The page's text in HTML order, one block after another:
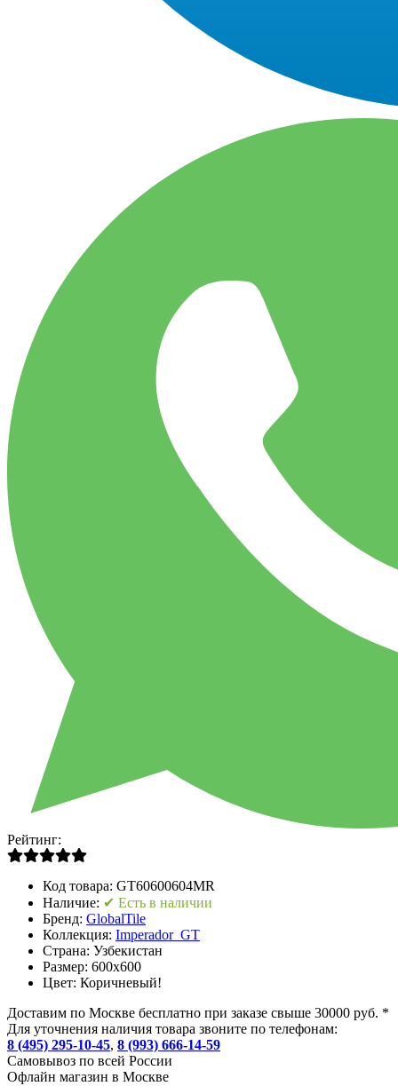
Рейтинг:
Код товара: GT60600604MR
Наличие: ✔ Есть в наличии
Бренд: GlobalTile
Коллекция: Imperador_GT
Страна: Узбекистан
Размер: 600x600
Цвет: Коричневый!
Доставим по Москве бесплатно при заказе свыше 30000 руб. *
Для уточнения наличия товара звоните по телефонам:
8 (495) 295-10-45, 8 (993) 666-14-59
Cамовывоз по всей России
Офлайн магазин в Москве